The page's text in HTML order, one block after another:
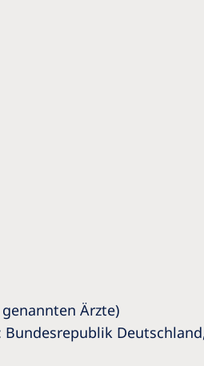
Ärzte)